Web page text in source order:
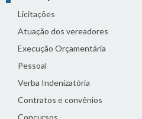
Licitações
Atuação dos vereadores
Execução Orçamentária
Pessoal
Verba Indenizatória
Contratos e convênios
Concursos